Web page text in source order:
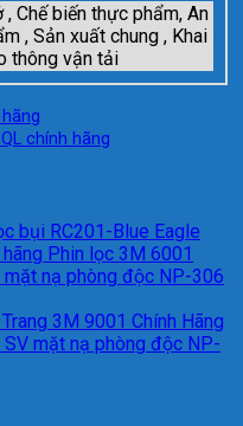
Chế biến thực phẩm, An
, Sản xuất chung , Khai
thông vận tải
bụi RC201-Blue Eagle
Phin lọc 3M 6001
mặt nạ phòng độc NP-306
3M 9001 Chính Hãng
mặt nạ phòng độc NP-